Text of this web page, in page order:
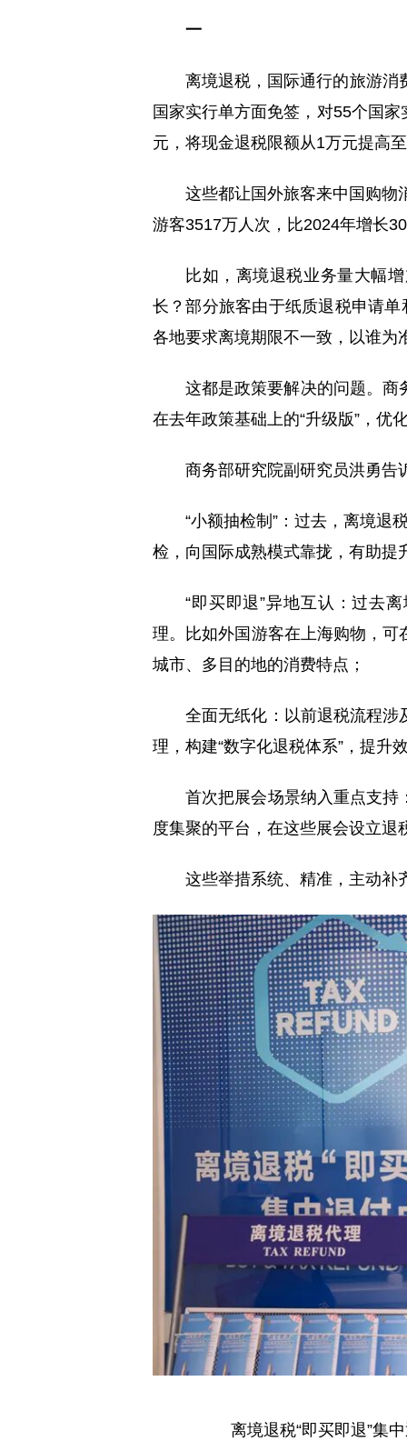
一
离境退税，国际通行的旅游消
国家实行单方面免签，对55个国
元，将现金退税限额从1万元提高
这些都让国外旅客来中国购物
游客3517万人次，比2024年增长
比如，离境退税业务量大幅
长？部分旅客由于纸质退税申请
各地要求离境期限不一致，以谁为
这都是政策要解决的问题。商
在去年政策基础上的“升级版”，优
商务部研究院副研究员洪勇告
“小额抽检制”：过去，离境退
检，向国际成熟模式靠拢，有助提
“即买即退”异地互认：过去
理。比如外国游客在上海购物，
城市、多目的地的消费特点；
全面无纸化：以前退税流程
理，构建“数字化退税体系”，提升
首次把展会场景纳入重点支
度集聚的平台，在这些展会设立退
这些举措系统、精准，主动补
离境退税“即买即退”集